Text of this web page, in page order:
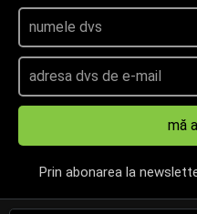
mă
Prin abonarea la